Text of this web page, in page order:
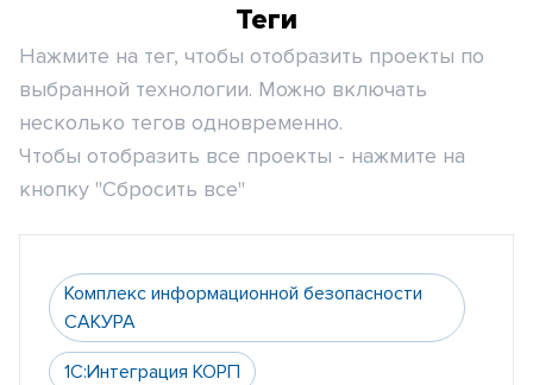
Теги
Нажмите на тег, чтобы отобразить проекты по
выбранной технологии. Можно включать
несколько тегов одновременно.
Чтобы отобразить все проекты - нажмите на
кнопку "Сбросить все"
Комплекс информационной безопасности
САКУРА
1С:Интеграция КОРП